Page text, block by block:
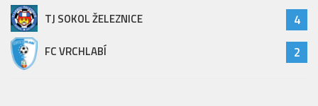
Hráči
TJ SOKOL ŽELEZNICE 4
FC VRCHLABÍ 2